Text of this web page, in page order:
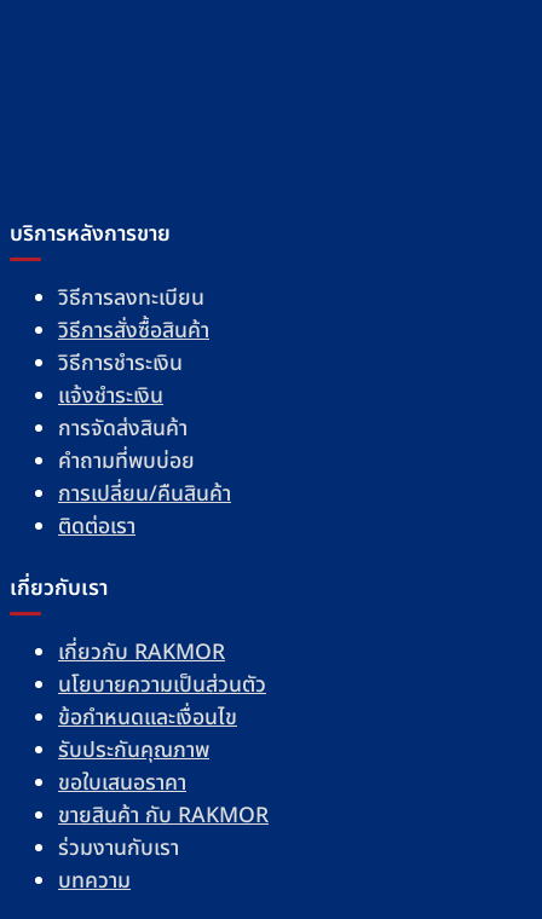
บริการหลังการขาย
วิธีการลงทะเบียน
วิธีการสั่งซื้อสินค้า
วิธีการชำระเงิน
แจ้งชำระเงิน
การจัดส่งสินค้า
คำถามที่พบบ่อย
การเปลี่ยน/คืนสินค้า
ติดต่อเรา
เกี่ยวกับเรา
เกี่ยวกับ RAKMOR
นโยบายความเป็นส่วนตัว
ข้อกำหนดและเงื่อนไข
รับประกันคุณภาพ
ขอใบเสนอราคา
ขายสินค้า กับ RAKMOR
ร่วมงานกับเรา
บทความ